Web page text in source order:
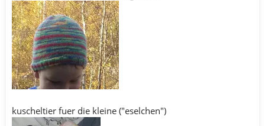
kuscheltier fuer die kleine ("eselchen")